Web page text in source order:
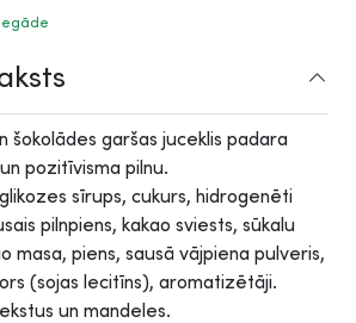
šokolādes garšas juceklis padara
pozitīvisma pilnu.
sīrups, cukurs, hidrogenēti
pilnpiens, kakao sviests, sūkalu
masa, piens, sausā vājpiena pulveris,
(sojas lecitīns), aromatizētāji.
un mandeles.